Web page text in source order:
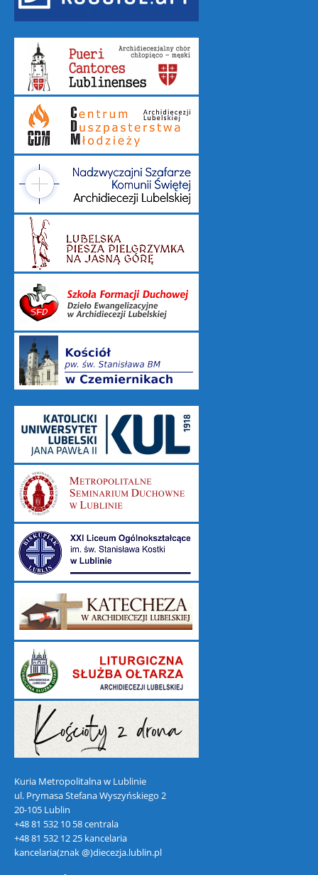
Kuria Metropolitalna w Lublinie
ul. Prymasa Stefana Wyszyńskiego 2
20-105 Lublin
+48 81 532 10 58 centrala
+48 81 532 12 25 kancelaria
kancelaria(znak @)diecezja.lublin.pl